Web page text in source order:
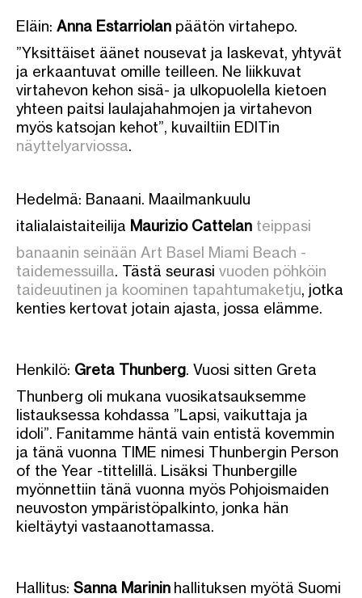
Eläin: Anna Estarriolan päätön virtahepo.
”Yksittäiset äänet nousevat ja laskevat, yhtyvät
ja erkaantuvat omille teilleen. Ne liikkuvat
virtahevon kehon sisä- ja ulkopuolella kietoen
yhteen paitsi laulajahahmojen ja virtahevon
myös katsojan kehot”, kuvailtiin EDITin
näyttelyarviossa.
Hedelmä: Banaani. Maailmankuulu
italialaistaiteilija Maurizio Cattelan teippasi
banaanin seinään Art Basel Miami Beach -
taidemessuilla. Tästä seurasi vuoden pöhköin
taideuutinen ja koominen tapahtumaketju, jotka
kenties kertovat jotain ajasta, jossa elämme.
Henkilö: Greta Thunberg. Vuosi sitten Greta
Thunberg oli mukana vuosikatsauksemme
listauksessa kohdassa ”Lapsi, vaikuttaja ja
idoli”. Fanitamme häntä vain entistä kovemmin
ja tänä vuonna TIME nimesi Thunbergin Person
of the Year -tittelillä. Lisäksi Thunbergille
myönnettiin tänä vuonna myös Pohjoismaiden
neuvoston ympäristöpalkinto, jonka hän
kieltäytyi vastaanottamassa.
Hallitus: Sanna Marinin hallituksen myötä Suomi